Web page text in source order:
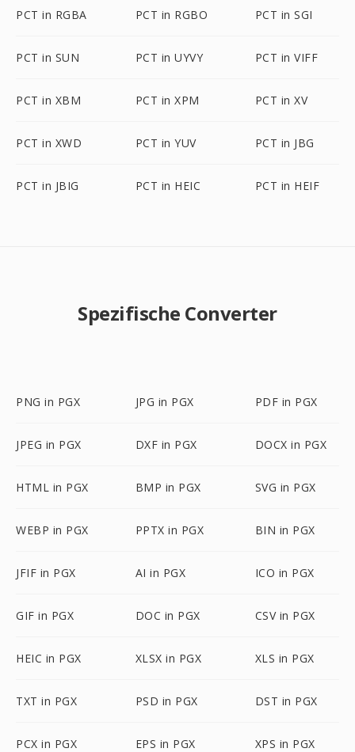
PCT in RGBA PCT in RGBO PCT in SGI
PCT in SUN PCT in UYVY PCT in VIFF
PCT in XBM PCT in XPM PCT in XV
PCT in XWD PCT in YUV PCT in JBG
PCT in JBIG PCT in HEIC PCT in HEIF
Spezifische Converter
PNG in PGX JPG in PGX PDF in PGX
JPEG in PGX DXF in PGX DOCX in PGX
HTML in PGX BMP in PGX SVG in PGX
WEBP in PGX PPTX in PGX BIN in PGX
JFIF in PGX AI in PGX ICO in PGX
GIF in PGX DOC in PGX CSV in PGX
HEIC in PGX XLSX in PGX XLS in PGX
TXT in PGX PSD in PGX DST in PGX
PCX in PGX EPS in PGX XPS in PGX